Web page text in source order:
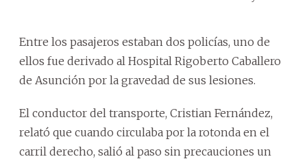
Entre los pasajeros estaban dos policías, uno de
ellos fue derivado al Hospital Rigoberto Caballero
de Asunción por la gravedad de sus lesiones.
El conductor del transporte, Cristian Fernández,
relató que cuando circulaba por la rotonda en el
carril derecho, salió al paso sin precauciones un